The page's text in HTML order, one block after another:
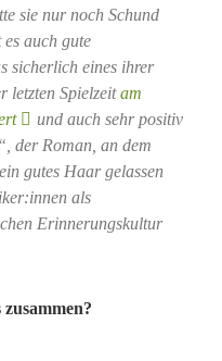
sie nur noch Schund
auch gute
sicherlich eines ihrer
letzten Spielzeitam
und auch sehr positiv
der Roman, an dem
gutes Haar gelassen
als
Erinnerungskultur